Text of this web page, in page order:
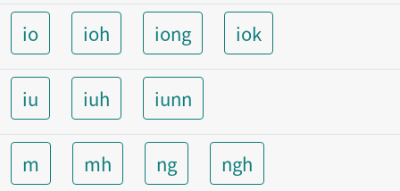
io ioh iong iok
iu iuh iunn
m mh ng ngh